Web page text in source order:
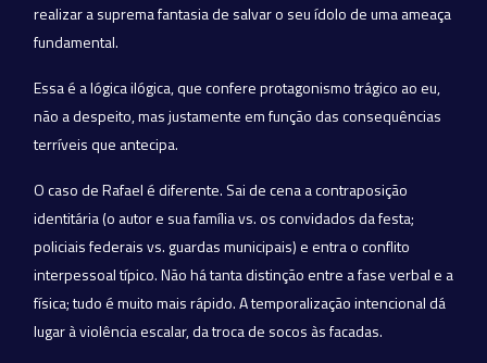
realizar a suprema fantasia de salvar o seu ídolo de uma ameaça
fundamental.
Essa é a lógica ilógica, que confere protagonismo trágico ao eu,
não a despeito, mas justamente em função das consequências
terríveis que antecipa.
O caso de Rafael é diferente. Sai de cena a contraposição
identitária (o autor e sua família vs. os convidados da festa;
policiais federais vs. guardas municipais) e entra o conflito
interpessoal típico. Não há tanta distinção entre a fase verbal e a
física; tudo é muito mais rápido. A temporalização intencional dá
lugar à violência escalar, da troca de socos às facadas.